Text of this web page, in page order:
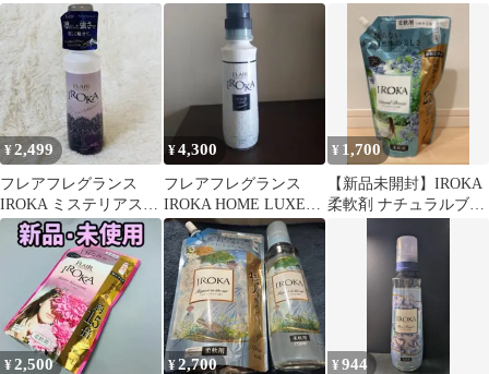
アム柔軟剤 IROKA
1200ml 超特大サイズ
つめかえ用 6個
¥2,499
フレアフレグランス
IROKA ミステリアスオ
ーキッドの香り 本体
570ml
¥4,300
フレアフレグランス
IROKA HOME LUXE
sensual
¥ 1,700
【新品未開封】IROKA
柔軟剤 ナチュラルブリ
¥2,500 ¥2,700 ¥944